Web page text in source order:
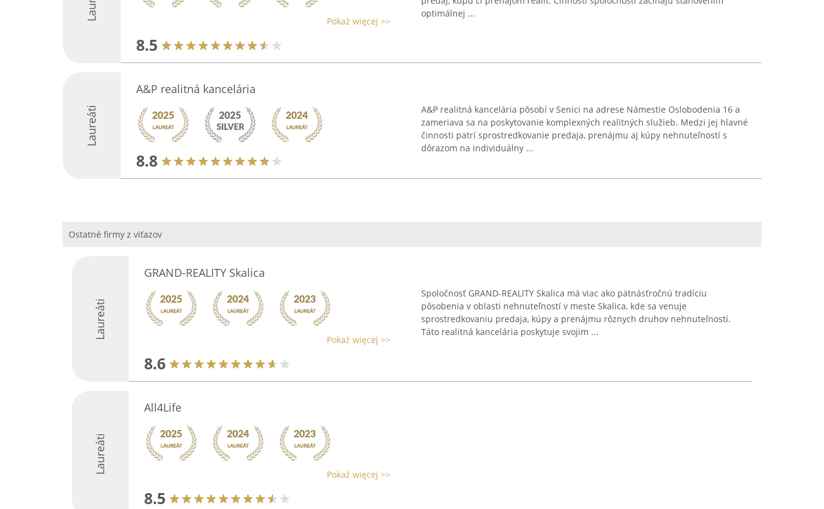
Pokaż więcej >>
8.5
optimálnej ...
Laureáti
A&P realitná kancelária
8.8
A&P realitná kancelária pôsobí v Senici na adrese Námestie Oslobodenia 16 a
zameriava sa na poskytovanie komplexných realitných služieb. Medzi jej hlavné
činnosti patrí sprostredkovanie predaja, prenájmu aj kúpy nehnuteľností s
dôrazom na individuálny ...
Ostatné firmy z viťazov
Laureáti
GRAND-REALITY Skalica
Pokaż więcej >>
8.6
Spoločnosť GRAND-REALITY Skalica má viac ako pätnásťročnú tradíciu
pôsobenia v oblasti nehnuteľností v meste Skalica, kde sa venuje
sprostredkovaniu predaja, kúpy a prenájmu rôznych druhov nehnuteľností.
Táto realitná kancelária poskytuje svojim ...
Laureáti
All4Life
Pokaż więcej >>
8.5